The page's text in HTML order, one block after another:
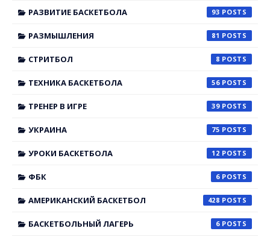
РАЗВИТИЕ БАСКЕТБОЛА 93
РАЗМЫШЛЕНИЯ 81
СТРИТБОЛ 8
ТЕХНИКА БАСКЕТБОЛА 56
ТРЕНЕР В ИГРЕ 39
УКРАИНА 75
УРОКИ БАСКЕТБОЛА 12
ФБК 6
АМЕРИКАНСКИЙ БАСКЕТБОЛ 428
БАСКЕТБОЛЬНЫЙ ЛАГЕРЬ 6